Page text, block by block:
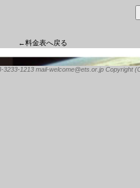
←料金表へ戻る
3233-1213 mail-welcome@ets.or.jp Copyright